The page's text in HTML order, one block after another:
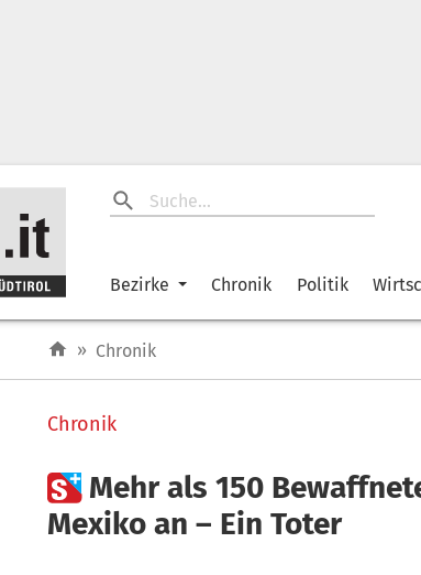
Bezirke Chronik Politik
» Chronik
Chronik
 Mehr als 150
Mexiko an – Ein Toter